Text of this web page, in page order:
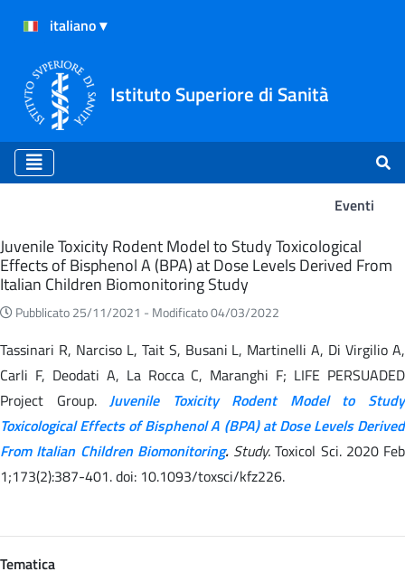
Istituto Superiore di Sanità
Eventi
Eventi
Juvenile Toxicity Rodent Model to Study Toxicological
Effects of Bisphenol A (BPA) at Dose Levels Derived From
Italian Children Biomonitoring Study
Pubblicato 25/11/2021 - Modificato 04/03/2022
Tassinari R, Narciso L, Tait S, Busani L, Martinelli A, Di Virgilio A,
Carli F, Deodati A, La Rocca C, Maranghi F; LIFE PERSUADED
Project Group.Juvenile Toxicity Rodent Model to Study
Toxicological Effects of Bisphenol A (BPA) at Dose Levels Derived
From Italian Children Biomonitoring.Study. Toxicol Sci. 2020 Feb
1;173(2):387-401. doi: 10.1093/toxsci/kfz226.
Tematica